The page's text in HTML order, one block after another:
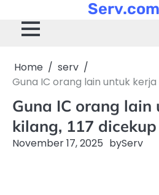
content
Home
serv
Guna IC orang lain untuk kerja
Guna IC orang lain
kilang, 117 dicekup
November 17, 2025 byServ